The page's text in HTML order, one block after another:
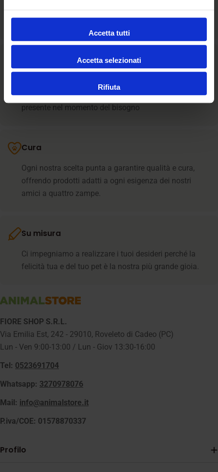
Accetta tutti
Accetta selezionati
Rifiuta
Siamo al fianco della comunità ascoltandone bisogni e
La relazione umana è il cuore dell’assistenza il nostro
team supporta i clienti in ogni fase e resta sempre
presente nel momento del bisogno
Cura
Ogni nostra scelta punta a garantire qualità e cura,
offrendo prodotti adatti a ogni esigenza dei nostri
amici a quattro zampe.
Su misura
Ci impegniamo a realizzare i tuoi desideri perché la
felicità tua e del tuo pet è la nostra più grande gioia.
FIORE SHOP S.R.L.
Via Emilia Est, 242 - 29010, Roveleto di Cadeo (PC)
Lun - Ven 9:00-13:00 / Lun - Giov 13:30-16:00
Tel: 0523691704
Whatsapp: 3270978076
Mail: info@animalstore.it
P.iva/COE: 01578870337
Profilo